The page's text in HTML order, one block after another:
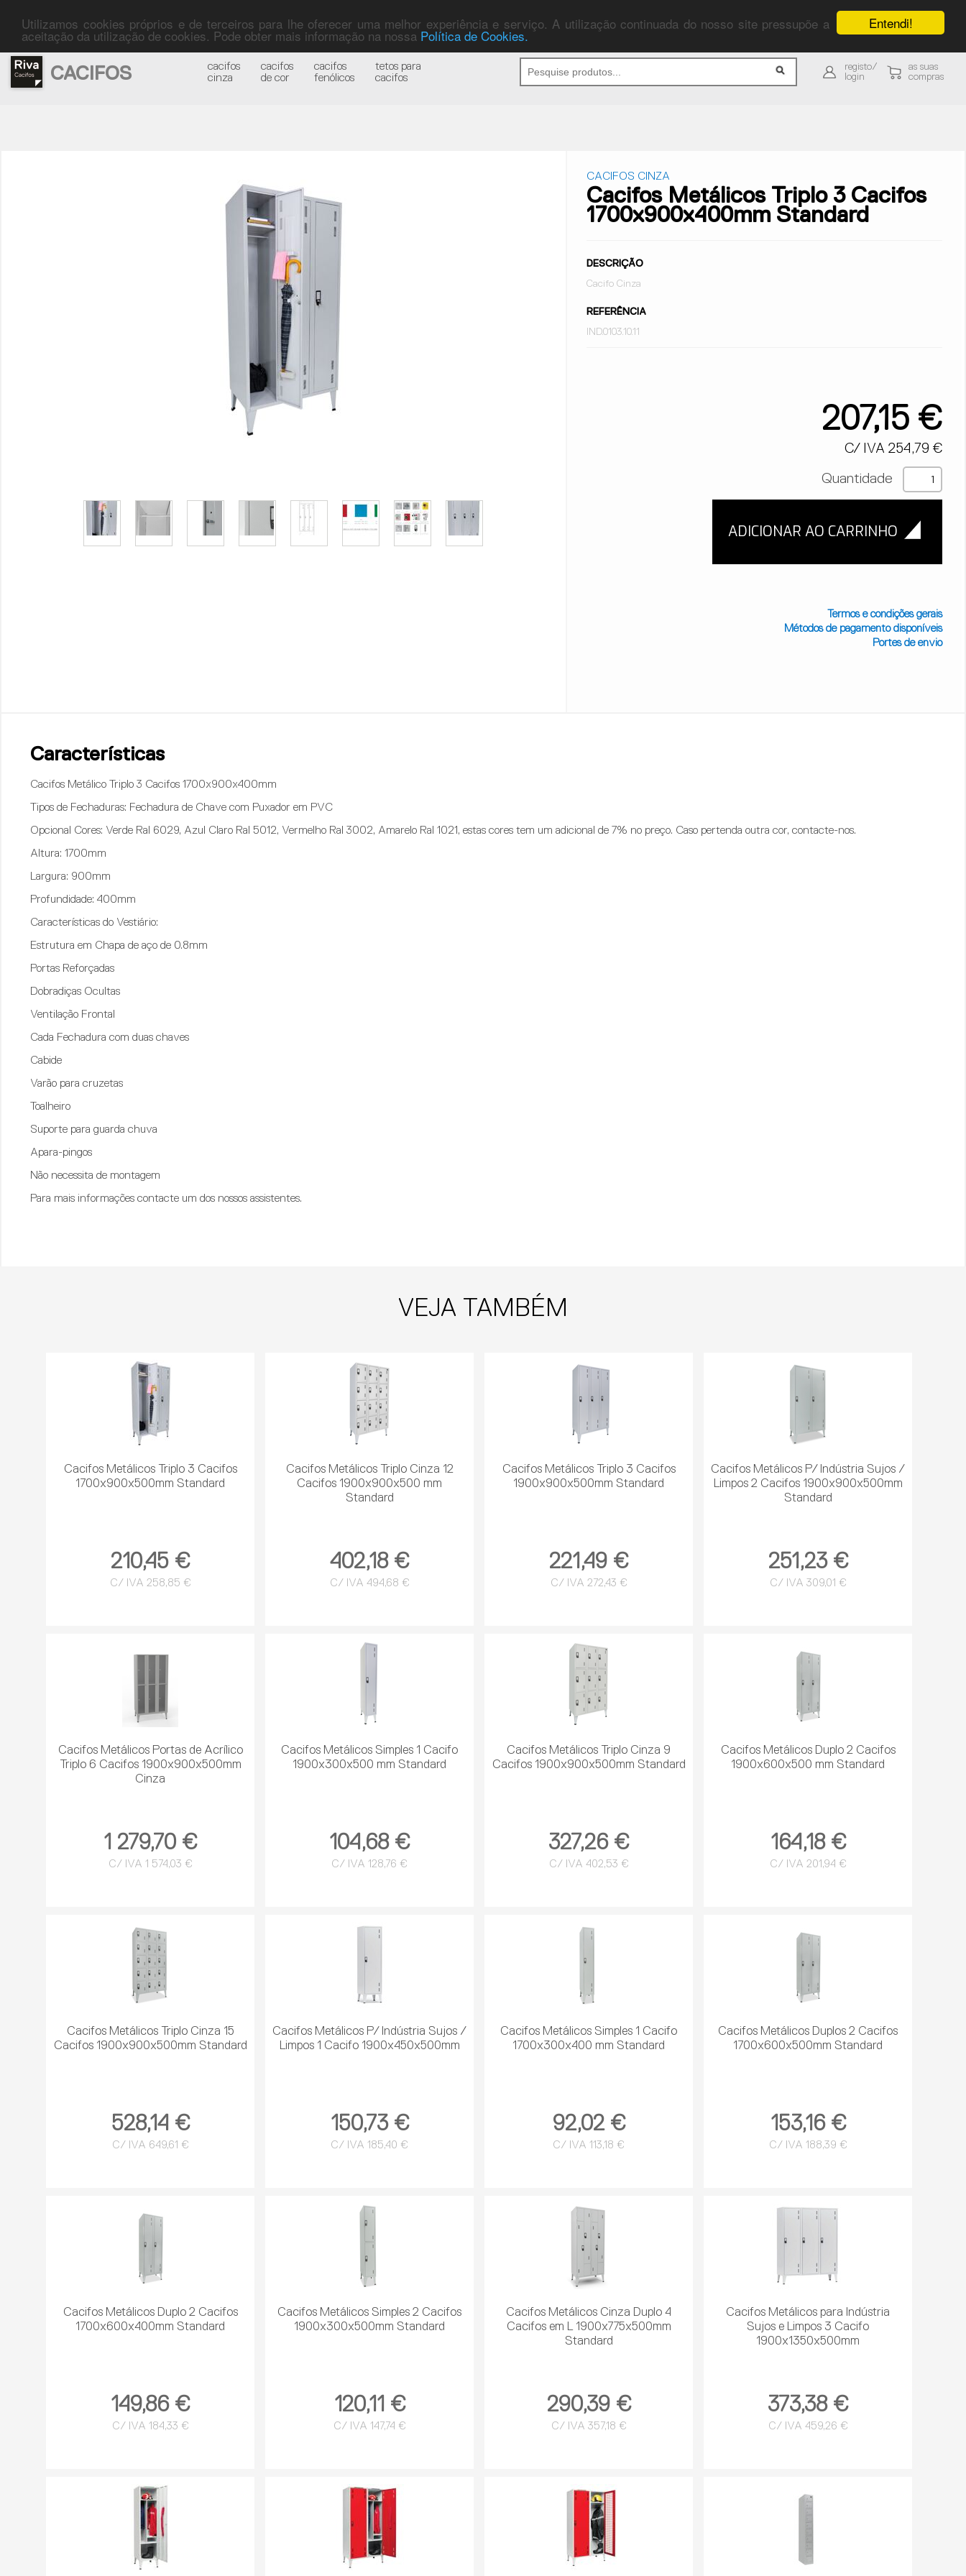
Entendi!
Utilizamos cookies próprios e de terceiros para lhe oferecer uma melhor experiência e serviço. A utilização continuada do nosso site pressupõe a
aceitação da utilização de cookies. Pode obter mais informação na nossa Política de Cookies.
CACIFOS
cacifos
cinza
cacifos
de cor
cacifos
fenólicos
tetos para
cacifos
registo/
login
as suas
compras
CACIFOS CINZA
Cacifos Metálicos Triplo 3 Cacifos
1700x900x400mm Standard
DESCRIÇÃO
Cacifo Cinza
REFERÊNCIA
IND.0103.10.11
207,15 €
C/ IVA 254,79 €
Quantidade
Termos e condições gerais
Métodos de pagamento disponíveis
Portes de envio
Características
Cacifos Metálico Triplo 3 Cacifos 1700x900x400mm
Tipos de Fechaduras: Fechadura de Chave com Puxador em PVC
Opcional Cores: Verde Ral 6029, Azul Claro Ral 5012, Vermelho Ral 3002, Amarelo Ral 1021, estas cores tem um adicional de 7% no preço. Caso pertenda outra cor, contacte-nos.
Altura: 1700mm
Largura: 900mm
Profundidade: 400mm
Características do Vestiário:
Estrutura em Chapa de aço de 0.8mm
Portas Reforçadas
Dobradiças Ocultas
Ventilação Frontal
Cada Fechadura com duas chaves
Cabide
Varão para cruzetas
Toalheiro
Suporte para guarda chuva
Apara-pingos
Não necessita de montagem
Para mais informações contacte um dos nossos assistentes.
VEJA TAMBÉM
Cacifos Metálicos Triplo 3 Cacifos
1700x900x500mm Standard
210,45 €
C/ IVA 258,85 €
Cacifos Metálicos Triplo Cinza 12
Cacifos 1900x900x500 mm
Standard
402,18 €
C/ IVA 494,68 €
Cacifos Metálicos Triplo 3 Cacifos
1900x900x500mm Standard
221,49 €
C/ IVA 272,43 €
Cacifos Metálicos P/ Indústria Sujos /
Limpos 2 Cacifos 1900x900x500mm
Standard
251,23 €
C/ IVA 309,01 €
Cacifos Metálicos Portas de Acrílico
Triplo 6 Cacifos 1900x900x500mm
Cinza
1 279,70 €
C/ IVA 1 574,03 €
Cacifos Metálicos Simples 1 Cacifo
1900x300x500 mm Standard
104,68 €
C/ IVA 128,76 €
Cacifos Metálicos Triplo Cinza 9
Cacifos 1900x900x500mm Standard
327,26 €
C/ IVA 402,53 €
Cacifos Metálicos Duplo 2 Cacifos
1900x600x500 mm Standard
164,18 €
C/ IVA 201,94 €
Cacifos Metálicos Triplo Cinza 15
Cacifos 1900x900x500mm Standard
528,14 €
C/ IVA 649,61 €
Cacifos Metálicos P/ Indústria Sujos /
Limpos 1 Cacifo 1900x450x500mm
150,73 €
C/ IVA 185,40 €
Cacifos Metálicos Simples 1 Cacifo
1700x300x400 mm Standard
92,02 €
C/ IVA 113,18 €
Cacifos Metálicos Duplos 2 Cacifos
1700x600x500mm Standard
153,16 €
C/ IVA 188,39 €
Cacifos Metálicos Duplo 2 Cacifos
1700x600x400mm Standard
149,86 €
C/ IVA 184,33 €
Cacifos Metálicos Simples 2 Cacifos
1900x300x500mm Standard
120,11 €
C/ IVA 147,74 €
Cacifos Metálicos Cinza Duplo 4
Cacifos em L 1900x775x500mm
Standard
290,39 €
C/ IVA 357,18 €
Cacifos Metálicos para Indústria
Sujos e Limpos 3 Cacifo
1900x1350x500mm
373,38 €
C/ IVA 459,26 €